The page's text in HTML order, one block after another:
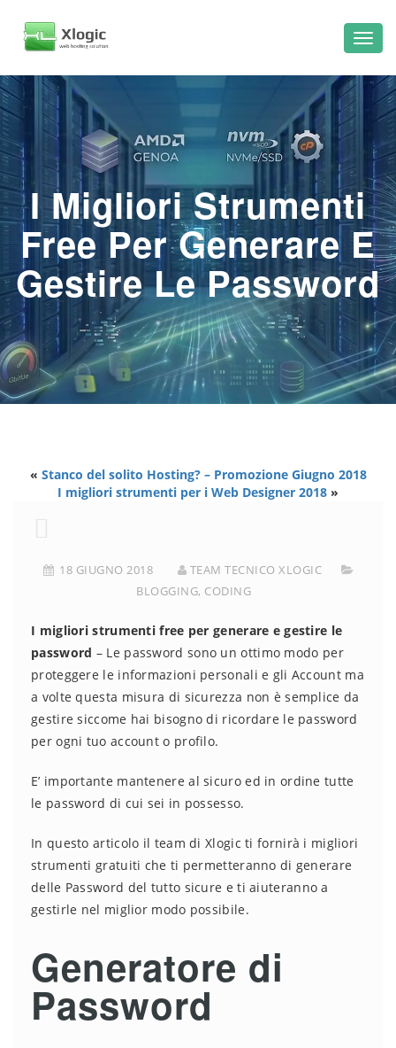
I Migliori Strumenti
Free Per Generare E
Gestire Le Password
« Stanco del solito Hosting? – Promozione Giugno 2018
I migliori strumenti per i Web Designer 2018 »
18 GIUGNO 2018
TEAM TECNICO XLOGIC
BLOGGING, CODING
I migliori strumenti free per generare e gestire le
password – Le password sono un ottimo modo per
proteggere le informazioni personali e gli Account ma
a volte questa misura di sicurezza non è semplice da
gestire siccome hai bisogno di ricordare le password
per ogni tuo account o profilo.
E’ importante mantenere al sicuro ed in ordine tutte
le password di cui sei in possesso.
In questo articolo il team di Xlogic ti fornirà i migliori
strumenti gratuiti che ti permetteranno di generare
delle Password del tutto sicure e ti aiuteranno a
gestirle nel miglior modo possibile.
Generatore di
Password